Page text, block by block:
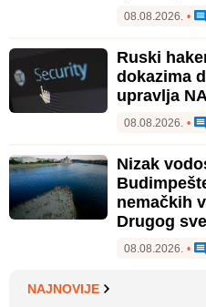
08.08.2026. •
Ruski
dokazima
upravlja
08.08.2026. •
Nizak
nemačkih
Drugog
08.08.2026. •
NAJNOVIJE